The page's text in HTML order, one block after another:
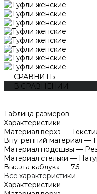
СРАВНИТЬ
В СРАВНЕНИИ
Таблица размеров
Характеристики
Материал верха —
Внутренний материал —
Материал подошвы —
Материал стельки —
Высота каблука — 7.5
Все характеристики
Характеристики